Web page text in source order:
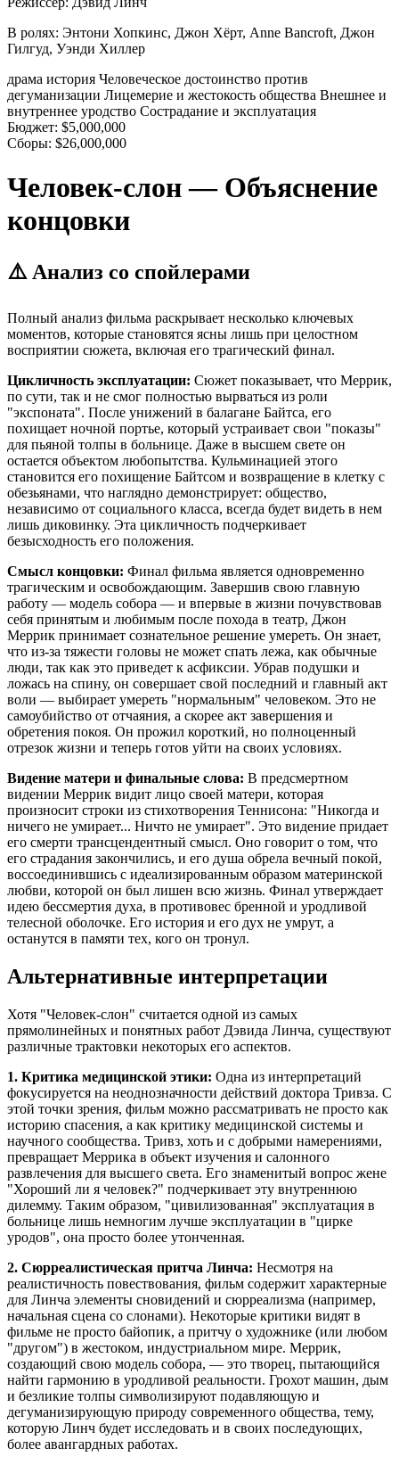
В ролях: Энтони Хопкинс, Джон Хёрт, Anne Bancroft, Джон
Гилгуд, Уэнди Хиллер
драма история Человеческое достоинство против
дегуманизации Лицемерие и жестокость общества Внешнее и
внутреннее уродство Сострадание и эксплуатация
Бюджет: $5,000,000
Сборы: $26,000,000
Человек-слон — Объяснение
концовки
⚠️ Анализ со спойлерами
Полный анализ фильма раскрывает несколько ключевых
моментов, которые становятся ясны лишь при целостном
восприятии сюжета, включая его трагический финал.
Цикличность эксплуатации: Сюжет показывает, что Меррик,
по сути, так и не смог полностью вырваться из роли
"экспоната". После унижений в балагане Байтса, его
похищает ночной портье, который устраивает свои "показы"
для пьяной толпы в больнице. Даже в высшем свете он
остается объектом любопытства. Кульминацией этого
становится его похищение Байтсом и возвращение в клетку с
обезьянами, что наглядно демонстрирует: общество,
независимо от социального класса, всегда будет видеть в нем
лишь диковинку. Эта цикличность подчеркивает
безысходность его положения.
Смысл концовки: Финал фильма является одновременно
трагическим и освобождающим. Завершив свою главную
работу — модель собора — и впервые в жизни почувствовав
себя принятым и любимым после похода в театр, Джон
Меррик принимает сознательное решение умереть. Он знает,
что из-за тяжести головы не может спать лежа, как обычные
люди, так как это приведет к асфиксии. Убрав подушки и
ложась на спину, он совершает свой последний и главный акт
воли — выбирает умереть "нормальным" человеком. Это не
самоубийство от отчаяния, а скорее акт завершения и
обретения покоя. Он прожил короткий, но полноценный
отрезок жизни и теперь готов уйти на своих условиях.
Видение матери и финальные слова: В предсмертном
видении Меррик видит лицо своей матери, которая
произносит строки из стихотворения Теннисона: "Никогда и
ничего не умирает... Ничто не умирает". Это видение придает
его смерти трансцендентный смысл. Оно говорит о том, что
его страдания закончились, и его душа обрела вечный покой,
воссоединившись с идеализированным образом материнской
любви, которой он был лишен всю жизнь. Финал утверждает
идею бессмертия духа, в противовес бренной и уродливой
телесной оболочке. Его история и его дух не умрут, а
останутся в памяти тех, кого он тронул.
Альтернативные интерпретации
Хотя "Человек-слон" считается одной из самых
прямолинейных и понятных работ Дэвида Линча, существуют
различные трактовки некоторых его аспектов.
1. Критика медицинской этики: Одна из интерпретаций
фокусируется на неоднозначности действий доктора Тривза. С
этой точки зрения, фильм можно рассматривать не просто как
историю спасения, а как критику медицинской системы и
научного сообщества. Тривз, хоть и с добрыми намерениями,
превращает Меррика в объект изучения и салонного
развлечения для высшего света. Его знаменитый вопрос жене
"Хороший ли я человек?" подчеркивает эту внутреннюю
дилемму. Таким образом, "цивилизованная" эксплуатация в
больнице лишь немногим лучше эксплуатации в "цирке
уродов", она просто более утонченная.
2. Сюрреалистическая притча Линча: Несмотря на
реалистичность повествования, фильм содержит характерные
для Линча элементы сновидений и сюрреализма (например,
начальная сцена со слонами). Некоторые критики видят в
фильме не просто байопик, а притчу о художнике (или любом
"другом") в жестоком, индустриальном мире. Меррик,
создающий свою модель собора, — это творец, пытающийся
найти гармонию в уродливой реальности. Грохот машин, дым
и безликие толпы символизируют подавляющую и
дегуманизирующую природу современного общества, тему,
которую Линч будет исследовать и в своих последующих,
более авангардных работах.